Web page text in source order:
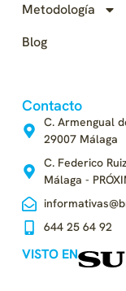
Metodología
Blog
Contacto
C. Armengual
29007 Málaga
C. Federico
Málaga -
644 25 64 92
VISTO EN